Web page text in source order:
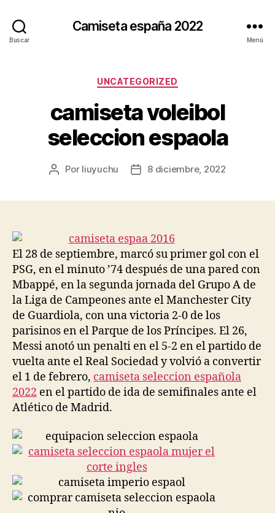
Buscar
Camiseta españa 2022
Menú
Categorías
UNCATEGORIZED
camiseta voleibol
seleccion espaola
Autor
Por liuyuchu
Fecha8 diciembre, 2022
El 28 de septiembre, marcó su primer gol con el
PSG, en el minuto ’74 después de una pared con
Mbappé, en la segunda jornada del Grupo A de
la Liga de Campeones ante el Manchester City
de Guardiola, con una victoria 2-0 de los
parisinos en el Parque de los Príncipes. El 26,
Messi anotó un penalti en el 5-2 en el partido de
vuelta ante el Real Sociedad y volvió a convertir
el 1 de febrero, camiseta seleccion española
2022 en el partido de ida de semifinales ante el
Atlético de Madrid.